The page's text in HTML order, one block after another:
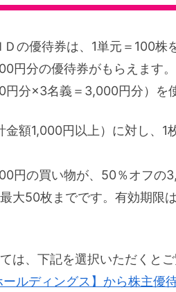
の優待券は、1単元＝100
円分の優待券がもらえます
分×3名義＝3,000円分）を
金額1,000円以上）に対し、
円の買い物が、50％オフの
大50枚までです。有効期限
は、下記を選択いただくとご
ルディングス】から株主優